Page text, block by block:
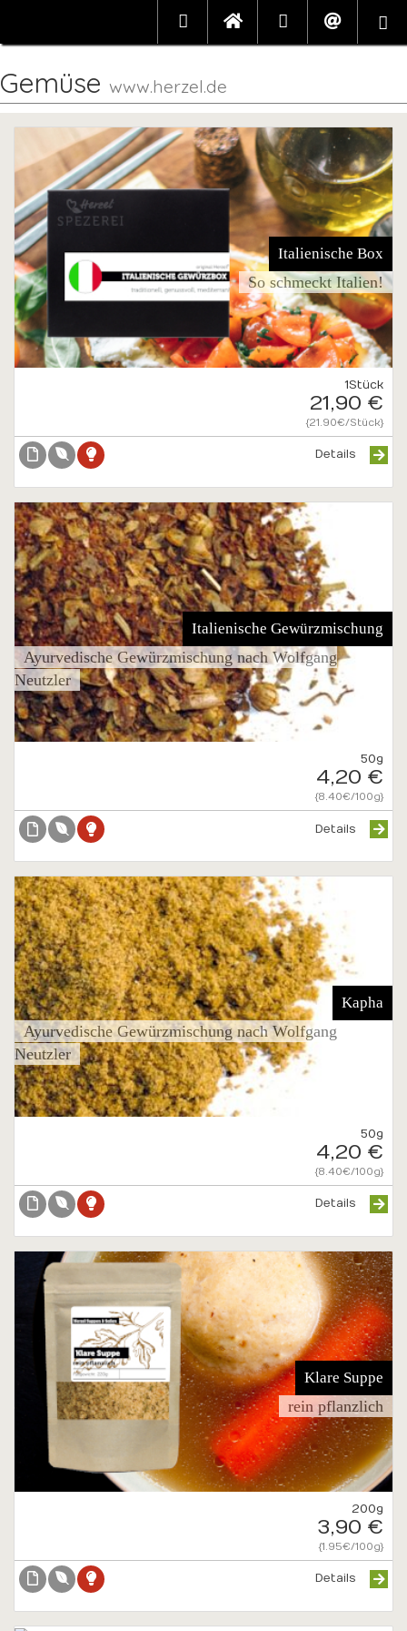
Gemüse www.herzel.de
Italienische Box
So schmeckt Italien!
1Stück
21,90 €
{21.90€/Stück}
Details
Italienische Gewürzmischung
Ayurvedische Gewürzmischung nach Wolfgang
Neutzler
50g
4,20 €
{8.40€/100g}
Details
Kapha
Ayurvedische Gewürzmischung nach Wolfgang
Neutzler
50g
4,20 €
{8.40€/100g}
Details
Klare Suppe
rein pflanzlich
200g
3,90 €
{1.95€/100g}
Details